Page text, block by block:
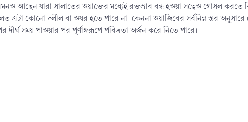
আছেন যারা সালাতের ওয়াক্তের মধ্যেই রক্তস্রাব বন্ধ হওয়া সত্বেও গোসল করতে
এটা কোনো দলীল বা ওযর হতে পারে না। কেননা ওয়াজিবের সর্বনিম্ন স্তর
সময় পাওয়ার পর পূর্ণাঙ্গরূপে পবিত্রতা অর্জন করে নিতে পারে।